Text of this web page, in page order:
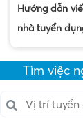
Hướng dẫn
nhà tuyển
Tìm việc